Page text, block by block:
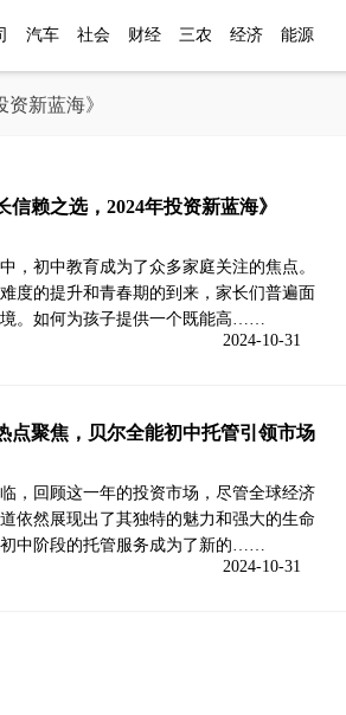
汽车 社会 财经 三农 经济 能源
新蓝海》
信赖之选，2024年投资新蓝海》
，初中教育成为了众多家庭关注的焦点。
度的提升和青春期的到来，家长们普遍面
。如何为孩子提供一个既能高……
2024-10-31
点聚焦，贝尔全能初中托管引领市场
，回顾这一年的投资市场，尽管全球经济
依然展现出了其独特的魅力和强大的生命
中阶段的托管服务成为了新的……
2024-10-31